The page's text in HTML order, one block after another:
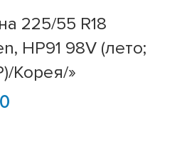
225/55 R18
HP91 98V (лето;
Корея/»